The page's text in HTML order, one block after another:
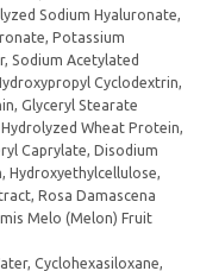
Sodium Hyaluronate,
Potassium
Sodium Acetylated
Cyclodextrin,
Glyceryl Stearate
Wheat Protein,
Caprylate, Disodium
Hydroxyethylcellulose,
Rosa Damascena
Melo (Melon) Fruit
Cyclohexasiloxane,